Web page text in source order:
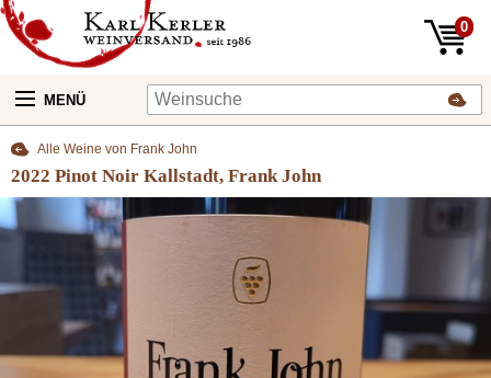
0
MENÜ
Alle Weine von Frank John
2022 Pinot Noir Kallstadt, Frank John